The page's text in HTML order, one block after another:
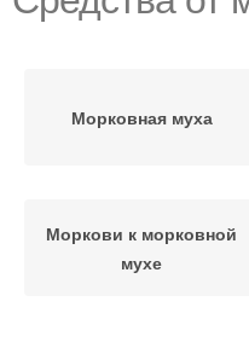
Морковная муха
Моркови к морковной
мухе